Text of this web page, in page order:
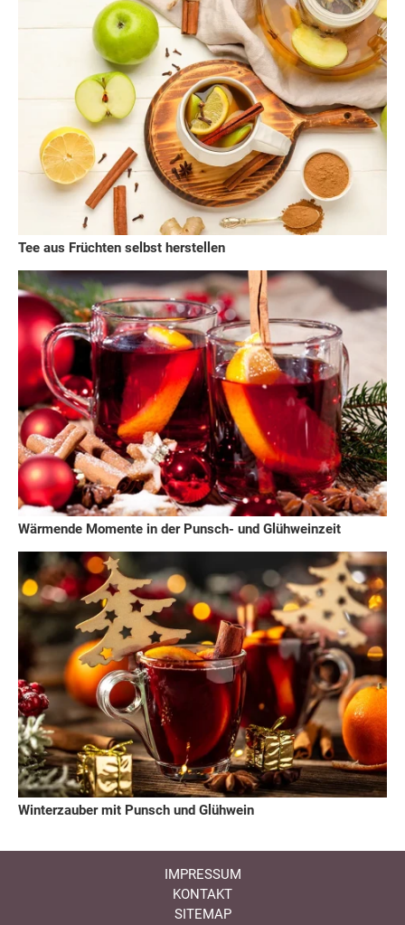
Tee aus Früchten selbst herstellen
Wärmende Momente in der Punsch- und Glühweinzeit
Winterzauber mit Punsch und Glühwein
IMPRESSUM
KONTAKT
SITEMAP